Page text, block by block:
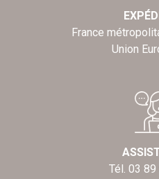
France
Union
Tél. 03